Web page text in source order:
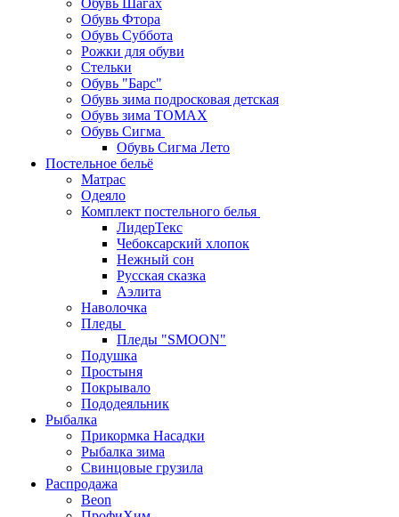
Обувь Шагах
Обувь Фтора
Обувь Суббота
Рожки для обуви
Стельки
Обувь "Барс"
Обувь зима подросковая детская
Обувь зима ТОМАХ
Обувь Сигма
Обувь Сигма Лето
Постельное бельё
Матрас
Одеяло
Комплект постельного белья
ЛидерТекс
Чебоксарский хлопок
Нежный сон
Русская сказка
Аэлита
Наволочка
Пледы
Пледы "SMOON"
Подушка
Простыня
Покрывало
Пододеяльник
Рыбалка
Прикормка Насадки
Рыбалка зима
Свинцовые грузила
Распродажа
Beon